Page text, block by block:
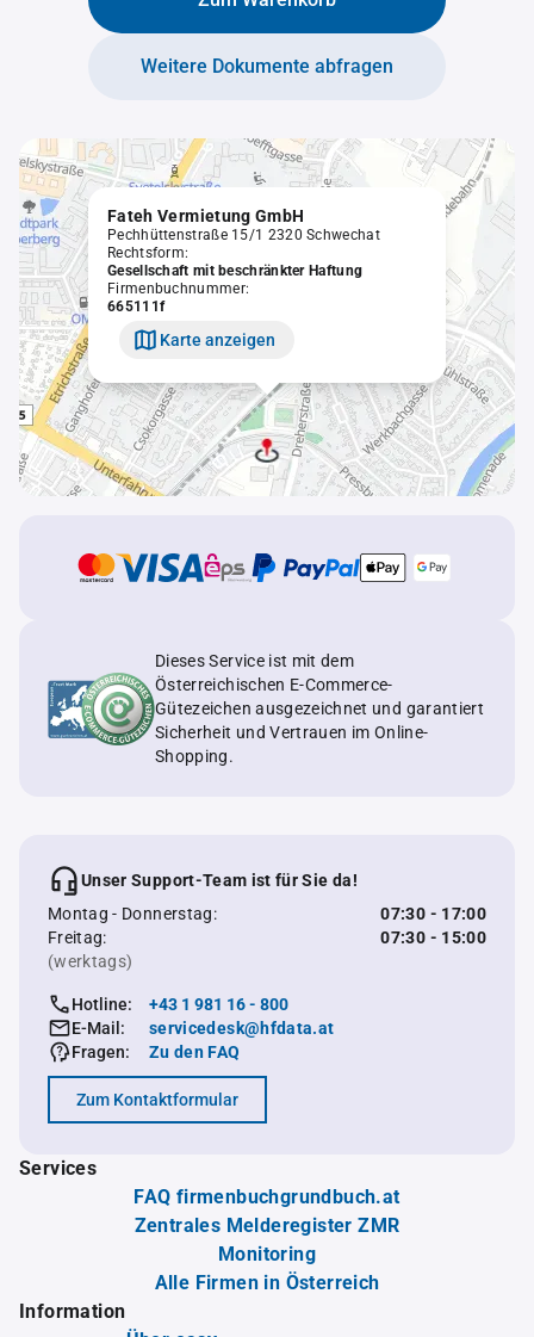
Weitere Dokumente abfragen
Fateh Vermietung GmbH
Pechhüttenstraße 15/1 2320 Schwechat
Rechtsform:
Gesellschaft mit beschränkter Haftung
Firmenbuchnummer:
665111f
Karte anzeigen
Dieses Service ist mit dem
Österreichischen E-Commerce-
Gütezeichen ausgezeichnet und garantiert
Sicherheit und Vertrauen im Online-
Shopping.
Unser Support-Team ist für Sie da!
Montag - Donnerstag:
07:30 - 17:00
Freitag:
07:30 - 15:00
(werktags)
Hotline:
+43 1 981 16 - 800
E-Mail:
servicedesk@hfdata.at
Fragen:
Zu den FAQ
Zum Kontaktformular
Services
FAQ firmenbuchgrundbuch.at
Zentrales Melderegister ZMR
Monitoring
Alle Firmen in Österreich
Information